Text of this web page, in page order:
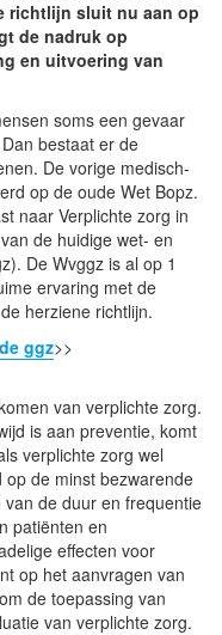
richtlijn sluit nu aan op
de nadruk op
en uitvoering van
soms een gevaar
bestaat er de
De vorige medisch-
op de oude Wet Bopz.
naar Verplichte zorg in
de huidige wet- en
De Wvggz is al op 1
ervaring met de
herziene richtlijn.
ggz>>
van verplichte zorg.
is aan preventie, komt
verplichte zorg wel
de minst bezwarende
de duur en frequentie
patiënten en
effecten voor
op het aanvragen van
de toepassing van
van verplichte zorg.